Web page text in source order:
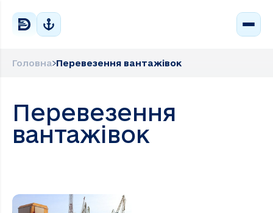
Головна Перевезення вантажівок
Перевезення
вантажівок